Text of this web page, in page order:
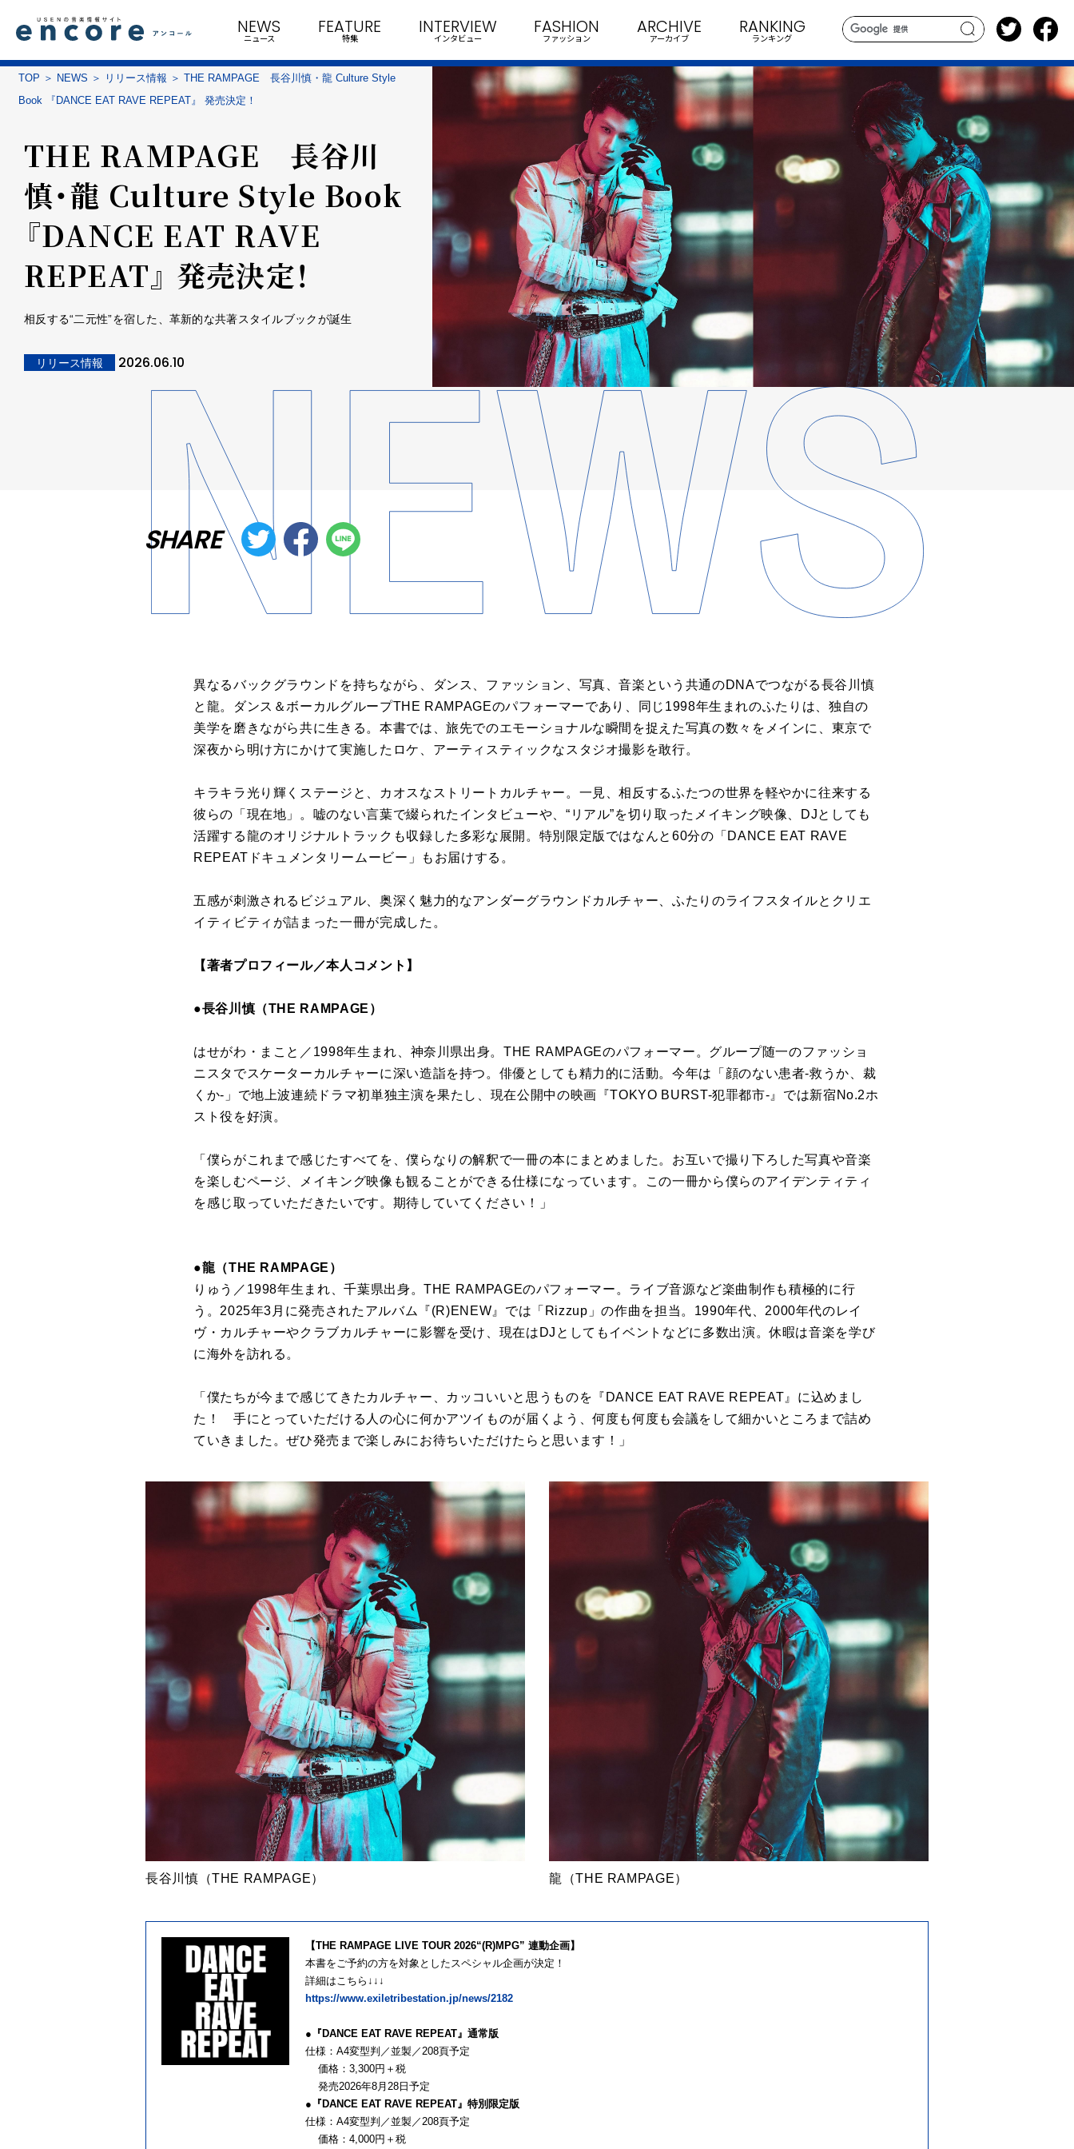
search
NEWS
ニュース
FEATURE
特集
INTERVIEW
インタビュー
FASHION
ファッション
ARCHIVE
アーカイブ
RANKING
ランキング
TOP NEWS リリース情報
THE RAMPAGE 長谷川慎・龍 Culture Style
Book 『DANCE EAT RAVE REPEAT』 発売決定！
THE RAMPAGE 長谷川
慎・龍 Culture Style Book
『DANCE EAT RAVE
REPEAT』 発売決定！
相反する“二元性”を宿した、革新的な共著スタイルブックが誕生
リリース情報 2026.06.10
SHARE
異なるバックグラウンドを持ちながら、ダンス、ファッション、写真、音楽という共通のDNAでつながる長谷川慎
と龍。ダンス＆ボーカルグループTHE RAMPAGEのパフォーマーであり、同じ1998年生まれのふたりは、独自の
美学を磨きながら共に生きる。本書では、旅先でのエモーショナルな瞬間を捉えた写真の数々をメインに、東京で
深夜から明け方にかけて実施したロケ、アーティスティックなスタジオ撮影を敢行。
キラキラ光り輝くステージと、カオスなストリートカルチャー。一見、相反するふたつの世界を軽やかに往来する
彼らの「現在地」。嘘のない言葉で綴られたインタビューや、“リアル”を切り取ったメイキング映像、DJとしても
活躍する龍のオリジナルトラックも収録した多彩な展開。特別限定版ではなんと60分の「DANCE EAT RAVE
REPEATドキュメンタリームービー」もお届けする。
五感が刺激されるビジュアル、奥深く魅力的なアンダーグラウンドカルチャー、ふたりのライフスタイルとクリエ
イティビティが詰まった一冊が完成した。
【著者プロフィール／本人コメント】
●長谷川慎（THE RAMPAGE）
はせがわ・まこと／1998年生まれ、神奈川県出身。THE RAMPAGEのパフォーマー。グループ随一のファッショ
ニスタでスケーターカルチャーに深い造詣を持つ。俳優としても精力的に活動。今年は「顔のない患者-救うか、裁
くか-」で地上波連続ドラマ初単独主演を果たし、現在公開中の映画『TOKYO BURST-犯罪都市-』では新宿No.2ホ
スト役を好演。
「僕らがこれまで感じたすべてを、僕らなりの解釈で一冊の本にまとめました。お互いで撮り下ろした写真や音楽
を楽しむページ、メイキング映像も観ることができる仕様になっています。この一冊から僕らのアイデンティティ
を感じ取っていただきたいです。期待していてください！」
●龍（THE RAMPAGE）
りゅう／1998年生まれ、千葉県出身。THE RAMPAGEのパフォーマー。ライブ音源など楽曲制作も積極的に行
う。2025年3月に発売されたアルバム『(R)ENEW』では「Rizzup」の作曲を担当。1990年代、2000年代のレイ
ヴ・カルチャーやクラブカルチャーに影響を受け、現在はDJとしてもイベントなどに多数出演。休暇は音楽を学び
に海外を訪れる。
「僕たちが今まで感じてきたカルチャー、カッコいいと思うものを『DANCE EAT RAVE REPEAT』に込めまし
た！ 手にとっていただける人の心に何かアツイものが届くよう、何度も何度も会議をして細かいところまで詰め
ていきました。ぜひ発売まで楽しみにお待ちいただけたらと思います！」
長谷川慎（THE RAMPAGE） 龍（THE RAMPAGE）
【THE RAMPAGE LIVE TOUR 2026“(R)MPG” 連動企画】
本書をご予約の方を対象としたスペシャル企画が決定！
詳細はこちら↓↓↓
https://www.exiletribestation.jp/news/2182
●『DANCE EAT RAVE REPEAT』通常版
仕様：A4変型判／並製／208頁予定
価格：3,300円＋税
発売2026年8月28日予定
●『DANCE EAT RAVE REPEAT』特別限定版
仕様：A4変型判／並製／208頁予定
価格：4,000円＋税